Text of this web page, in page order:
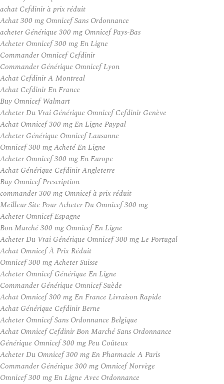
achat Cefdinir à prix réduit
Achat 300 mg Omnicef Sans Ordonnance
acheter Générique 300 mg Omnicef Pays-Bas
Acheter Omnicef 300 mg En Ligne
Commander Omnicef Cefdinir
Commander Générique Omnicef Lyon
Achat Cefdinir A Montreal
Achat Cefdinir En France
Buy Omnicef Walmart
Acheter Du Vrai Générique Omnicef Cefdinir Genève
Achat Omnicef 300 mg En Ligne Paypal
Acheter Générique Omnicef Lausanne
Omnicef 300 mg Acheté En Ligne
Acheter Omnicef 300 mg En Europe
Achat Générique Cefdinir Angleterre
Buy Omnicef Prescription
commander 300 mg Omnicef à prix réduit
Meilleur Site Pour Acheter Du Omnicef 300 mg
Acheter Omnicef Espagne
Bon Marché 300 mg Omnicef En Ligne
Acheter Du Vrai Générique Omnicef 300 mg Le Portugal
Achat Omnicef À Prix Réduit
Omnicef 300 mg Acheter Suisse
Acheter Omnicef Générique En Ligne
Commander Générique Omnicef Suède
Achat Omnicef 300 mg En France Livraison Rapide
Achat Générique Cefdinir Berne
Acheter Omnicef Sans Ordonnance Belgique
Achat Omnicef Cefdinir Bon Marché Sans Ordonnance
Générique Omnicef 300 mg Peu Coûteux
Acheter Du Omnicef 300 mg En Pharmacie A Paris
Commander Générique 300 mg Omnicef Norvège
Omnicef 300 mg En Ligne Avec Ordonnance